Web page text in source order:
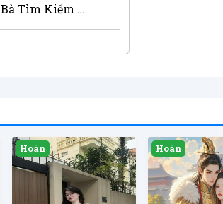
Chương 1 - Người Đàn Bà Tìm Kiếm An Nghỉ